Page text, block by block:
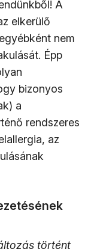
A
elkerülő
nem
Épp
bizonyos
a
rendszeres
az
történt